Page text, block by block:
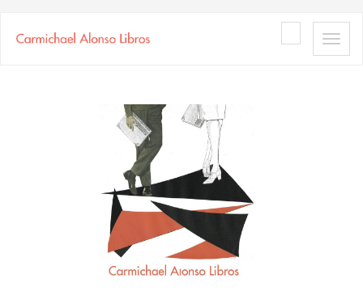
Toggle